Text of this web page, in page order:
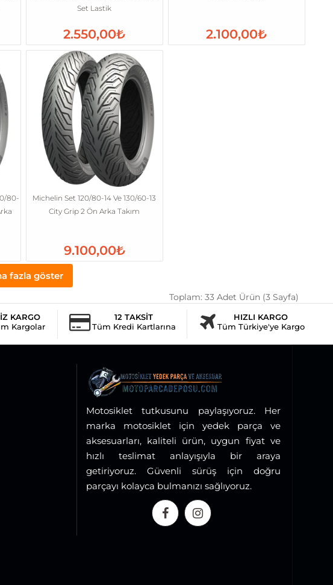
Set Lastik
2.550,00₺ 2.100,00₺
80-
Michelin Set 120/80-14 Ve 130/60-13
City Grip 2 Ön Arka Takım
9.100,00₺
fazla göster
Toplam: 33 Adet Ürün (3 Sayfa)
KARGO
Kargolar
12 TAKSİT
Tüm Kredi Kartlarına
HIZLI KARGO
Tüm Türkiye'ye Kargo
Motosiklet tutkusunu paylaşıyoruz. Her
marka motosiklet için yedek parça ve
aksesuarları, kaliteli ürün, uygun fiyat ve
hızlı teslimat anlayışıyla bir araya
getiriyoruz. Güvenli sürüş için doğru
parçayı kolayca bulmanızı sağlıyoruz.